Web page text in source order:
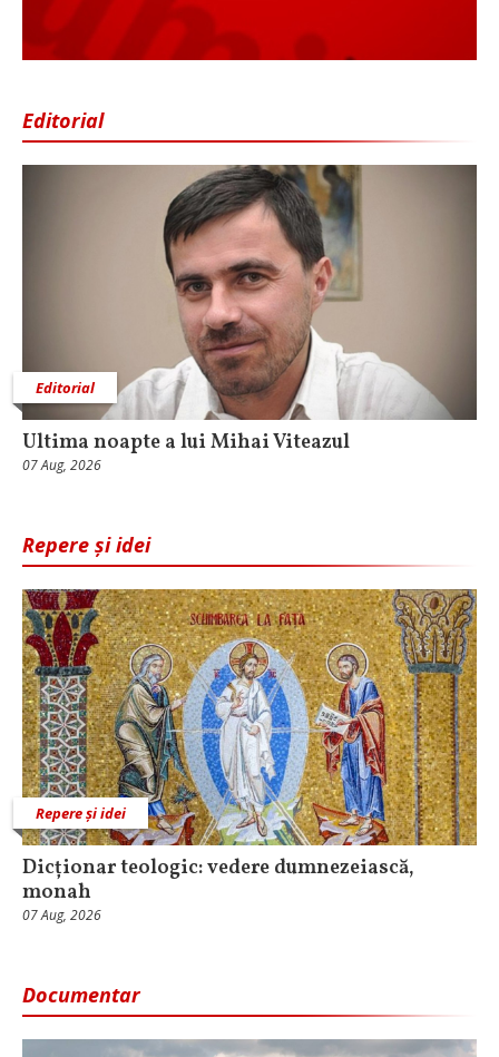
Editorial
Editorial
Ultima noapte a lui Mihai Viteazul
07 Aug, 2026
Repere și idei
Repere și idei
Dicționar teologic: vedere dumnezeiască,
monah
07 Aug, 2026
Documentar